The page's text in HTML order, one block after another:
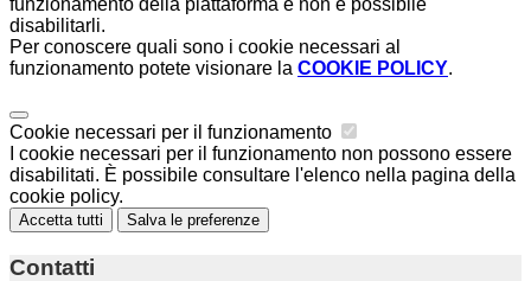
funzionamento della piattaforma e non è possibile
disabilitarli.
Per conoscere quali sono i cookie necessari al
funzionamento potete visionare la COOKIE POLICY.
Cookie necessari per il funzionamento
I cookie necessari per il funzionamento non possono essere
disabilitati. È possibile consultare l'elenco nella pagina della
cookie policy.
Accetta tutti Salva le preferenze
Contatti